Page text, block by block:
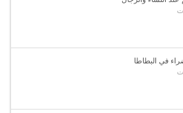
في البطاطا